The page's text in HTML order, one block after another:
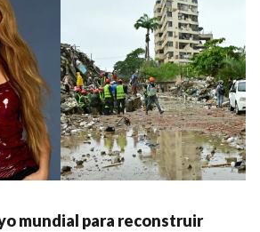
mundial para reconstruir